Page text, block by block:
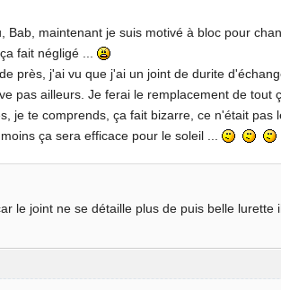
Bab, maintenant je suis motivé à bloc pour
fait négligé ...
près, j'ai vu que j'ai un joint de durite
pas ailleurs. Je ferai le remplacement de tout
je te comprends, ça fait bizarre, ce n'était
ça sera efficace pour le soleil ...
le joint ne se détaille plus de puis belle lurette